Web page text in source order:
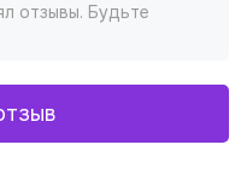
отзывы. Будьте